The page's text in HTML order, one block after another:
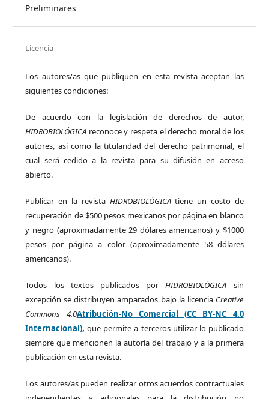
Preliminares
Licencia
Los autores/as que publiquen en esta revista aceptan las
siguientes condiciones:
De acuerdo con la legislación de derechos de autor,
HIDROBIOLÓGICA reconoce y respeta el derecho moral de los
autores, así como la titularidad del derecho patrimonial, el
cual será cedido a la revista para su difusión en acceso
abierto.
Publicar en la revista HIDROBIOLÓGICAtiene un costo de
recuperación de $500 pesos mexicanos por página en blanco
y negro (aproximadamente 29 dólares americanos) y $1000
pesos por página a color (aproximadamente 58 dólares
americanos).
Todos los textos publicados porHIDROBIOLÓGICA sin
excepción se distribuyen amparados bajo la licencia Creative
Commons 4.0Atribución-No Comercial (CC BY-NC 4.0
Internacional),que permite a terceros utilizar lo publicado
siempre que mencionen la autoría del trabajo y a la primera
publicación en esta revista.
Los autores/as pueden realizar otros acuerdos contractuales